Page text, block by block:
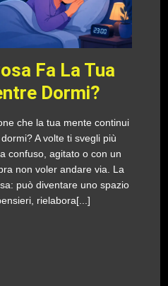
Fa La Tua
Dormi?
che la tua mente continui
A volte ti svegli più
confuso, agitato o con un
non voler andare via. La
può diventare uno spazio
rielabora[...]